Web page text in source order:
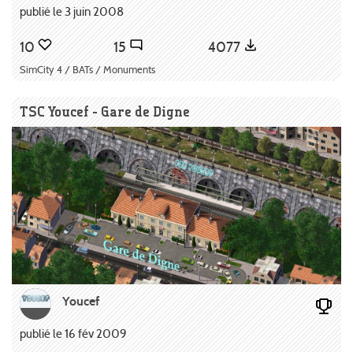
publié le 3 juin 2008
10 15 4077
SimCity 4 / BATs / Monuments
TSC Youcef - Gare de Digne
Youcef
publié le 16 fév 2009